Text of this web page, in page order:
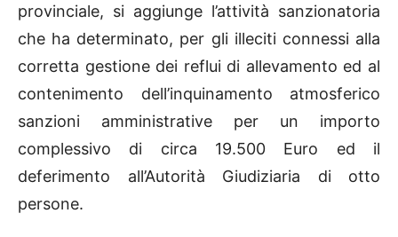
provinciale, si aggiunge l’attività sanzionatoria
che ha determinato, per gli illeciti connessi alla
corretta gestione dei reflui di allevamento ed al
contenimento dell’inquinamento atmosferico
sanzioni amministrative per un importo
complessivo di circa 19.500 Euro ed il
deferimento all’Autorità Giudiziaria di otto
persone.